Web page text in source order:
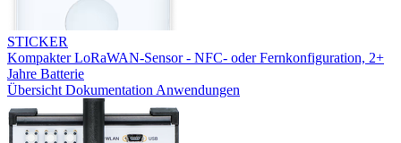
STICKER
Kompakter LoRaWAN-Sensor - NFC- oder Fernkonfiguration, 2+
Jahre Batterie
Übersicht Dokumentation Anwendungen